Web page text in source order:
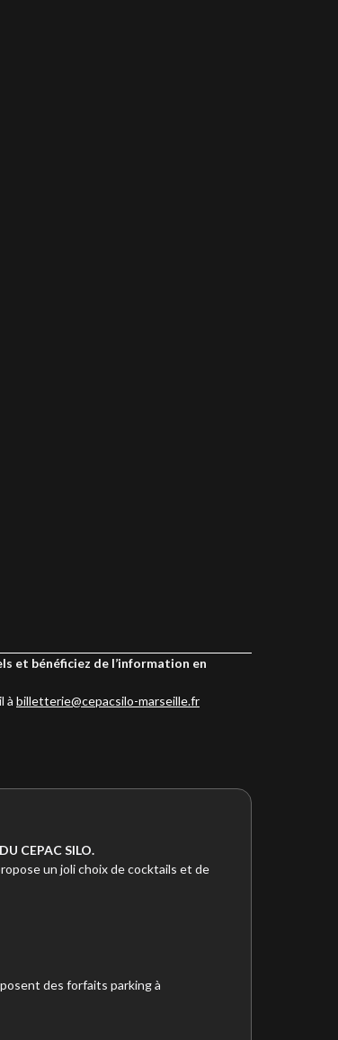
et bénéficiez de l’information en
à billetterie@cepacsilo-marseille.fr
CEPAC SILO.
un joli choix de cocktails et de
des forfaits parking à